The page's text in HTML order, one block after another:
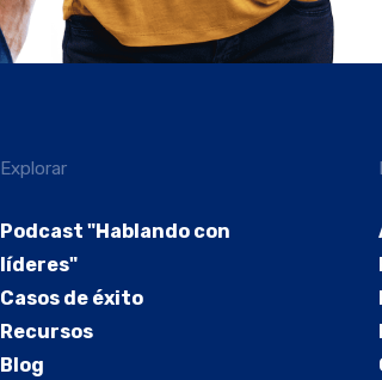
Explorar
Podcast "Hablando con
líderes"
Casos de éxito
Recursos
Blog